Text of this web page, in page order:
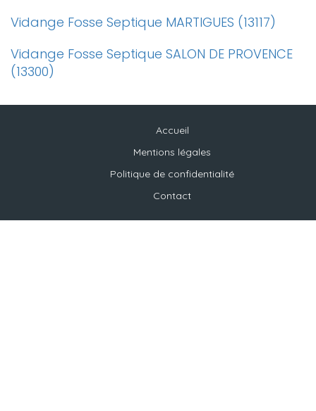
Vidange Fosse Septique MARTIGUES (13117)
Vidange Fosse Septique SALON DE PROVENCE
(13300)
Accueil
Mentions légales
Politique de confidentialité
Contact